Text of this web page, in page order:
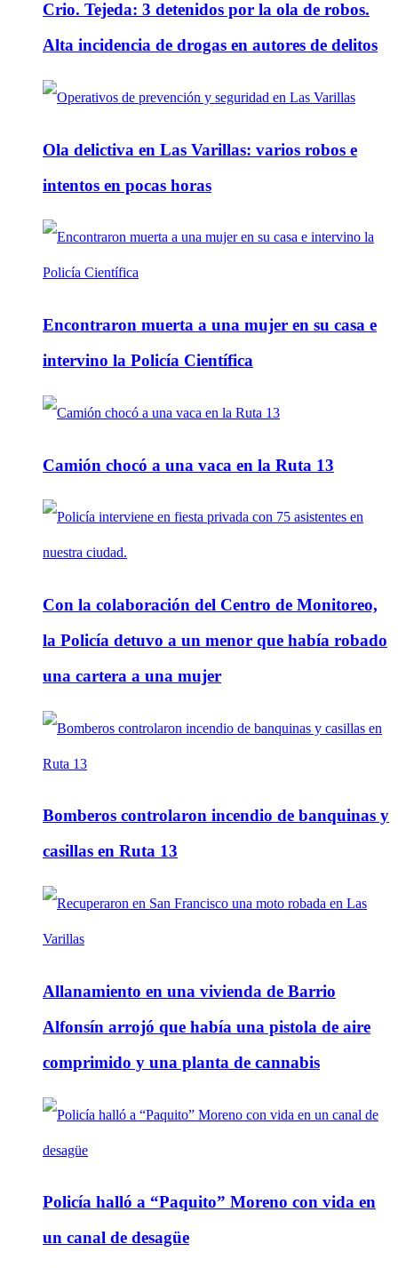
Crio. Tejeda: 3 detenidos por la ola de robos.
Alta incidencia de drogas en autores de delitos
Ola delictiva en Las Varillas: varios robos e
intentos en pocas horas
Encontraron muerta a una mujer en su casa e
intervino la Policía Científica
Camión chocó a una vaca en la Ruta 13
Con la colaboración del Centro de Monitoreo,
la Policía detuvo a un menor que había robado
una cartera a una mujer
Bomberos controlaron incendio de banquinas y
casillas en Ruta 13
Allanamiento en una vivienda de Barrio
Alfonsín arrojó que había una pistola de aire
comprimido y una planta de cannabis
Policía halló a “Paquito” Moreno con vida en
un canal de desagüe